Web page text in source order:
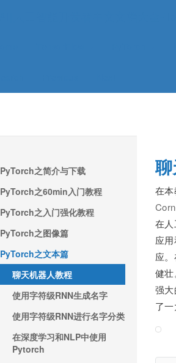
PyTorch之简介与下载
PyTorch之60min入门教程
PyTorch之入门强化教程
PyTorch之图像篇
PyTorch之文本篇
聊天机器人教程
使用字符级RNN生成名字
使用字符级RNN进行名字分类
在深度学习和NLP中使用
Pytorch
在
在
应
应
健
强
了